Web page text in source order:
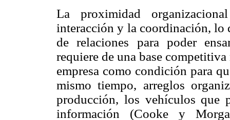
La proximidad
interacción y la coordinación, lo
de relaciones para poder
requiere de una base
empresa como condición para
mismo tiempo, arreglos
producción, los vehículos que
información (Cooke y